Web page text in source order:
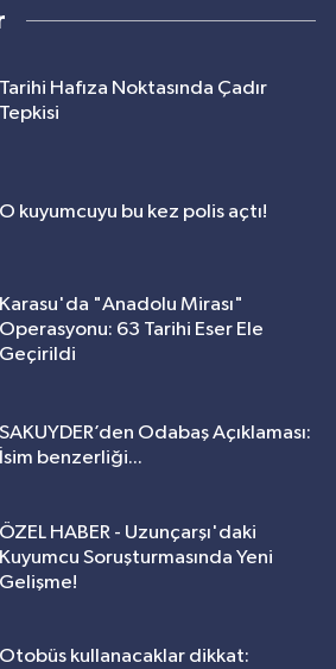
Tarihi Hafıza Noktasında Çadır
Tepkisi
O kuyumcuyu bu kez polis açtı!
Karasu'da "Anadolu Mirası"
Operasyonu: 63 Tarihi Eser Ele
Geçirildi
SAKUYDER’den Odabaş Açıklaması:
İsim benzerliği...
ÖZEL HABER - Uzunçarşı'daki
Kuyumcu Soruşturmasında Yeni
Gelişme!
Otobüs kullanacaklar dikkat: